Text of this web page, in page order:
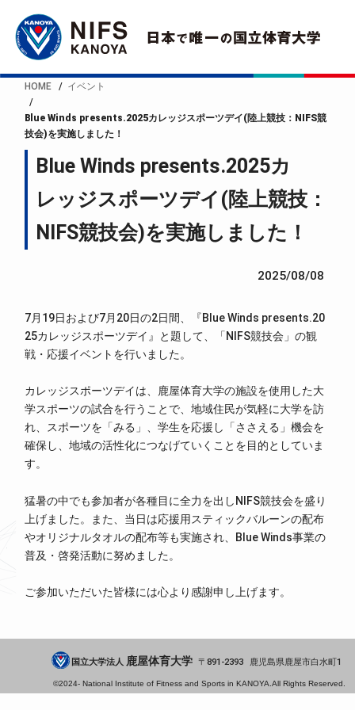
HOME イベント
Blue Winds presents.2025カレッジスポーツデイ(陸上競技：NIFS競
技会)を実施しました！
Blue Winds presents.2025カ
レッジスポーツデイ(陸上競技：
NIFS競技会)を実施しました！
2025/08/08
7月19日および7月20日の2日間、『Blue Winds presents.20
25カレッジスポーツデイ』と題して、「NIFS競技会」の観
戦・応援イベントを行いました。
カレッジスポーツデイは、鹿屋体育大学の施設を使用した大
学スポーツの試合を行うことで、地域住民が気軽に大学を訪
れ、スポーツを「みる」、学生を応援し「ささえる」機会を
確保し、地域の活性化につなげていくことを目的としていま
す。
猛暑の中でも参加者が各種目に全力を出しNIFS競技会を盛り
上げました。また、当日は応援用スティックバルーンの配布
やオリジナルタオルの配布等も実施され、Blue Winds事業の
普及・啓発活動に努めました。
ご参加いただいた皆様には心より感謝申し上げます。
国立大学法人 鹿屋体育大学 891-2393 鹿児島県鹿屋市白水町1
©2024- National Institute of Fitness and Sports in KANOYA.All Rights Reserved.